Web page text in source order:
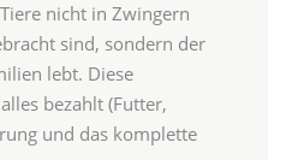
nicht in Zwingern
sind, sondern der
lebt. Diese
bezahlt (Futter,
und das komplette